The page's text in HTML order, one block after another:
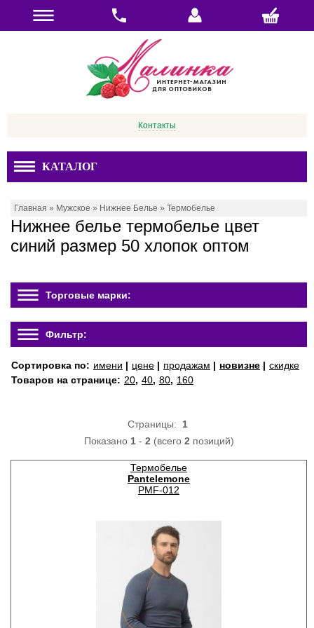
Контакты
КАТАЛОГ
Главная » Мужское » Нижнее Белье » Термобелье
Нижнее белье термобелье цвет
синий размер 50 хлопок оптом
Торговые марки:
Фильтр:
Сортировка по: имени | цене | продажам | новизне | скидке
Товаров на странице: 20, 40, 80, 160
Страницы: 1
Показано 1- 2 (всего 2 позиций)
Термобелье
Pantelemone
PMF-012